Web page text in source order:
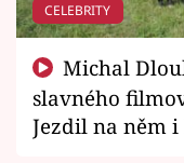
CELEBRITY
slavného
Jezdil na něm